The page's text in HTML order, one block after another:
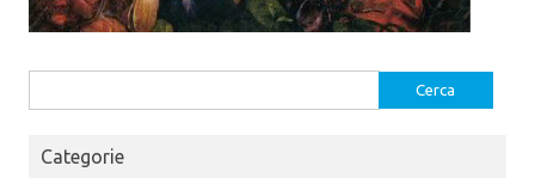
per:
Categorie